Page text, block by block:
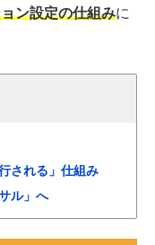
ン設定の仕組みに
される」仕組み
ル」へ